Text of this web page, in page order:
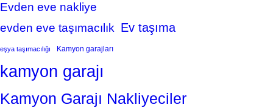
Evden eve nakliye
evden eve taşımacılık Ev taşıma
eşya taşımacılığı Kamyon garajları
kamyon garajı
Kamyon Garajı Nakliyeciler